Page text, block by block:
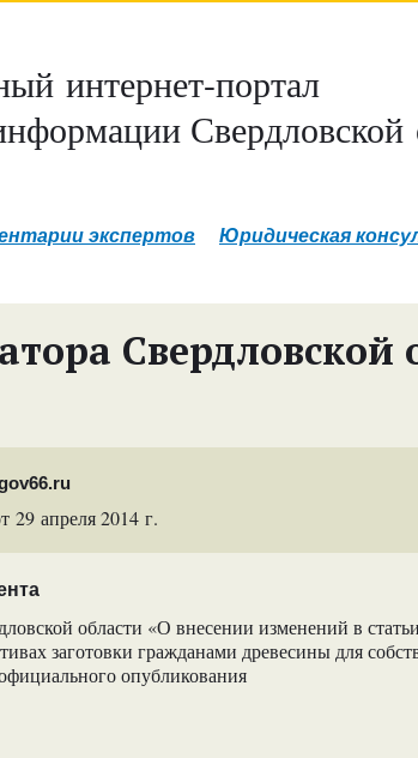
интернет-портал
Свердловской
экспертов Юридическая
Свердловской
апреля 2014 г.
области «О внесении изменений в
заготовки гражданами древесины для
опубликования